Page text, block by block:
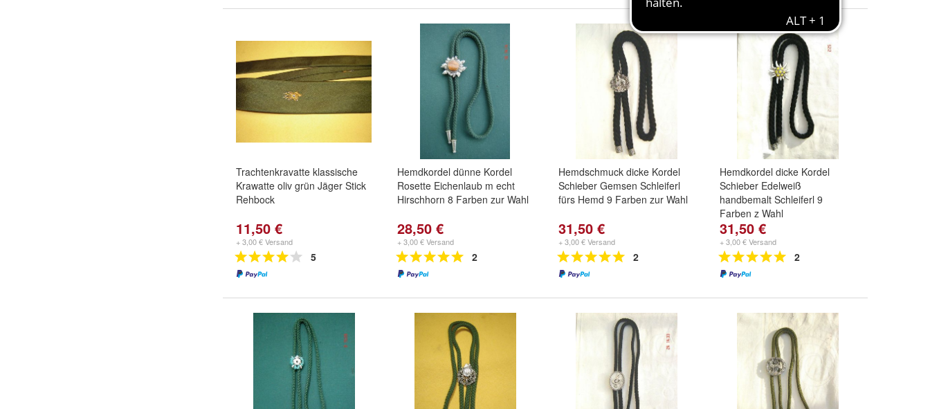
Trachtenkravatte klassische
Krawatte oliv grün Jäger Stick
Rehbock
11,50 €
+ 3,00 € Versand
5
Hemdkordel dünne Kordel
Rosette Eichenlaub m echt
Hirschhorn 8 Farben zur Wahl
28,50 €
+ 3,00 € Versand
2
Hemdschmuck dicke Kordel
Schieber Gemsen Schleiferl
fürs Hemd 9 Farben zur Wahl
31,50 €
+ 3,00 € Versand
2
Hemdkordel dicke Kordel
Schieber Edelweiß
handbemalt Schleiferl 9
Farben z Wahl
31,50 €
+ 3,00 € Versand
2